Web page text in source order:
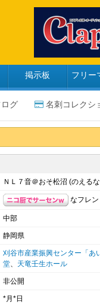
掲示板 フリー
グ 名刺コレクシ
ＮＬ７音＠おそ松沼 (のえる
なフレン
中部
静岡県
刈谷市産業振興センター「あ
堂、 天竜壬生ホール
非公開
*月*日